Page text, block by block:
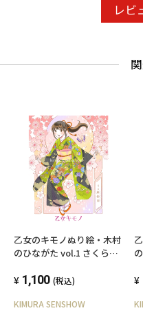
レビ
乙女のキモノぬり絵・木村
のひながた vol.1 さくらち
1,100 (税込)
KIMURA SENSHOW